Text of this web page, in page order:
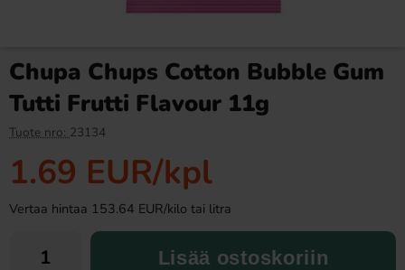
Ronny & Ragge Buttcracker
Osta
Butterfinger suklaa 53,8g
Chupa Chups Cotton Bubble Gum
Tutti Frutti Flavour 11g
Tuote nro: 23134
1.69 EUR/kpl
Vertaa hintaa 153.64 EUR/kilo tai litra
Lisää ostoskoriin